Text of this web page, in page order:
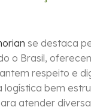
se destaca
o Brasil,
respeito e
logística bem
atender